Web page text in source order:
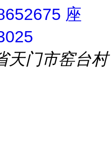
座
天门市窑台村